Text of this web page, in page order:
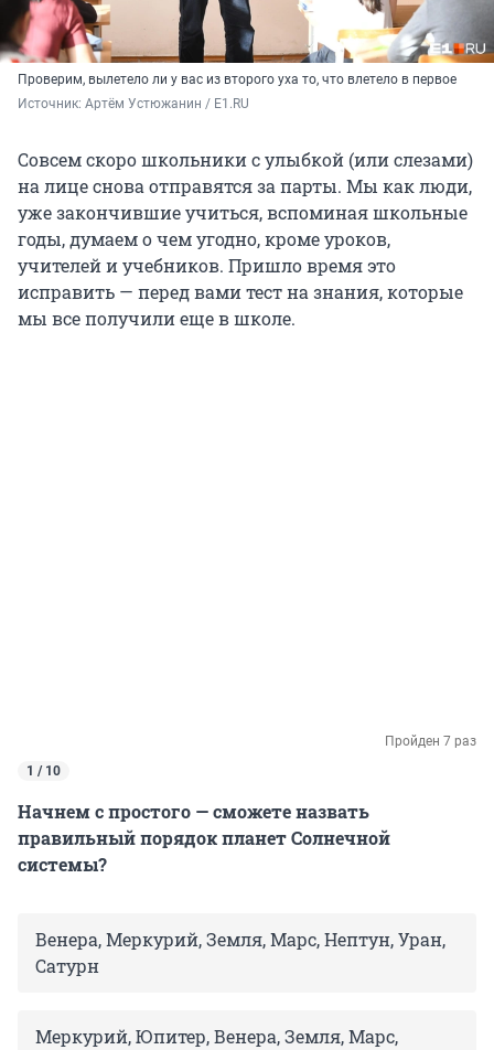
Проверим, вылетело ли у вас из второго уха то, что влетело в первое
Источник: Артём Устюжанин / E1.RU
Совсем скоро школьники с улыбкой (или слезами)
на лице снова отправятся за парты. Мы как люди,
уже закончившие учиться, вспоминая школьные
годы, думаем о чем угодно, кроме уроков,
учителей и учебников. Пришло время это
исправить — перед вами тест на знания, которые
мы все получили еще в школе.
Пройден 7 раз
1 / 10
Начнем с простого — сможете назвать
правильный порядок планет Солнечной
системы?
Венера, Меркурий, Земля, Марс, Нептун, Уран,
Сатурн
Меркурий, Юпитер, Венера, Земля, Марс,